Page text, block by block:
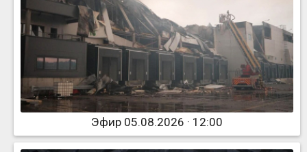
Эфир 05.08.2026 · 12:00